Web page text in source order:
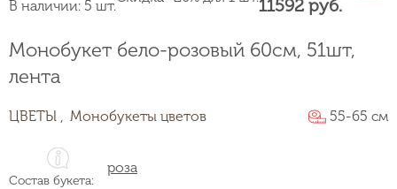
Монобукет бело-розовый 60см, 51шт,
лента
ЦВЕТЫ , Монобукеты цветов 55-65 см
Состав букета:
роза
В наличии: 5 шт. 11592 руб.